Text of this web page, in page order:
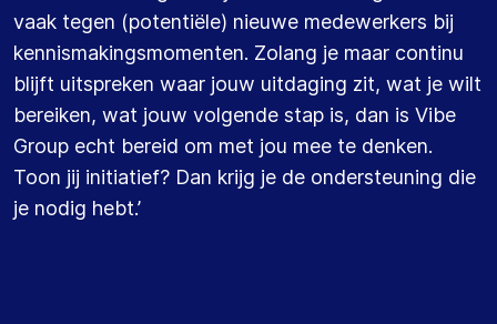
vaak tegen (potentiële) nieuwe medewerkers bij
kennismakingsmomenten. Zolang je maar continu
blijft uitspreken waar jouw uitdaging zit, wat je wilt
bereiken, wat jouw volgende stap is, dan is Vibe
Group echt bereid om met jou mee te denken.
Toon jij initiatief? Dan krijg je de ondersteuning die
je nodig hebt.’